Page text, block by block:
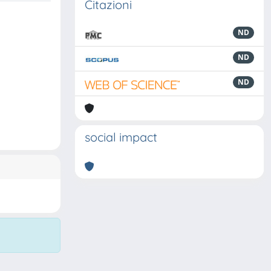
Citazioni
ND
ND
ND
social impact